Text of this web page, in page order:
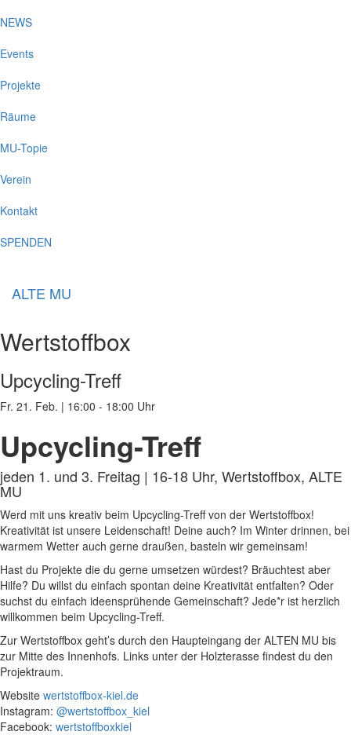
NEWS
Events
Projekte
Räume
MU-Topie
Verein
Kontakt
SPENDEN
ALTE MU
Wertstoffbox
Upcycling-Treff
Fr. 21. Feb. | 16:00 - 18:00 Uhr
Upcycling-Treff
jeden 1. und 3. Freitag | 16-18 Uhr, Wertstoffbox, ALTE
MU
Werd mit uns kreativ beim Upcycling-Treff von der Wertstoffbox!
Kreativität ist unsere Leidenschaft! Deine auch? Im Winter drinnen, bei
warmem Wetter auch gerne draußen, basteln wir gemeinsam!
Hast du Projekte die du gerne umsetzen würdest? Bräuchtest aber
Hilfe? Du willst du einfach spontan deine Kreativität entfalten? Oder
suchst du einfach ideensprühende Gemeinschaft? Jede*r ist herzlich
willkommen beim Upcycling-Treff.
Zur Wertstoffbox geht’s durch den Haupteingang der ALTEN MU bis
zur Mitte des Innenhofs. Links unter der Holzterasse findest du den
Projektraum.
Website wertstoffbox-kiel.de
Instagram: @wertstoffbox_kiel
Facebook: wertstoffboxkiel